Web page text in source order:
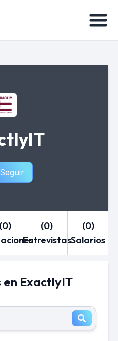
Seguir
(0)
(0)
Entrevistas
(0)
Salarios
ExactlyIT